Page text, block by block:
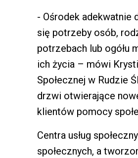
- Ośrodek adekwatnie
się potrzeby osób,
potrzebach lub ogółu
ich życia – mówi
Społecznej w Rudzie
drzwi otwierające
klientów pomocy
Centra usług
społecznych, a